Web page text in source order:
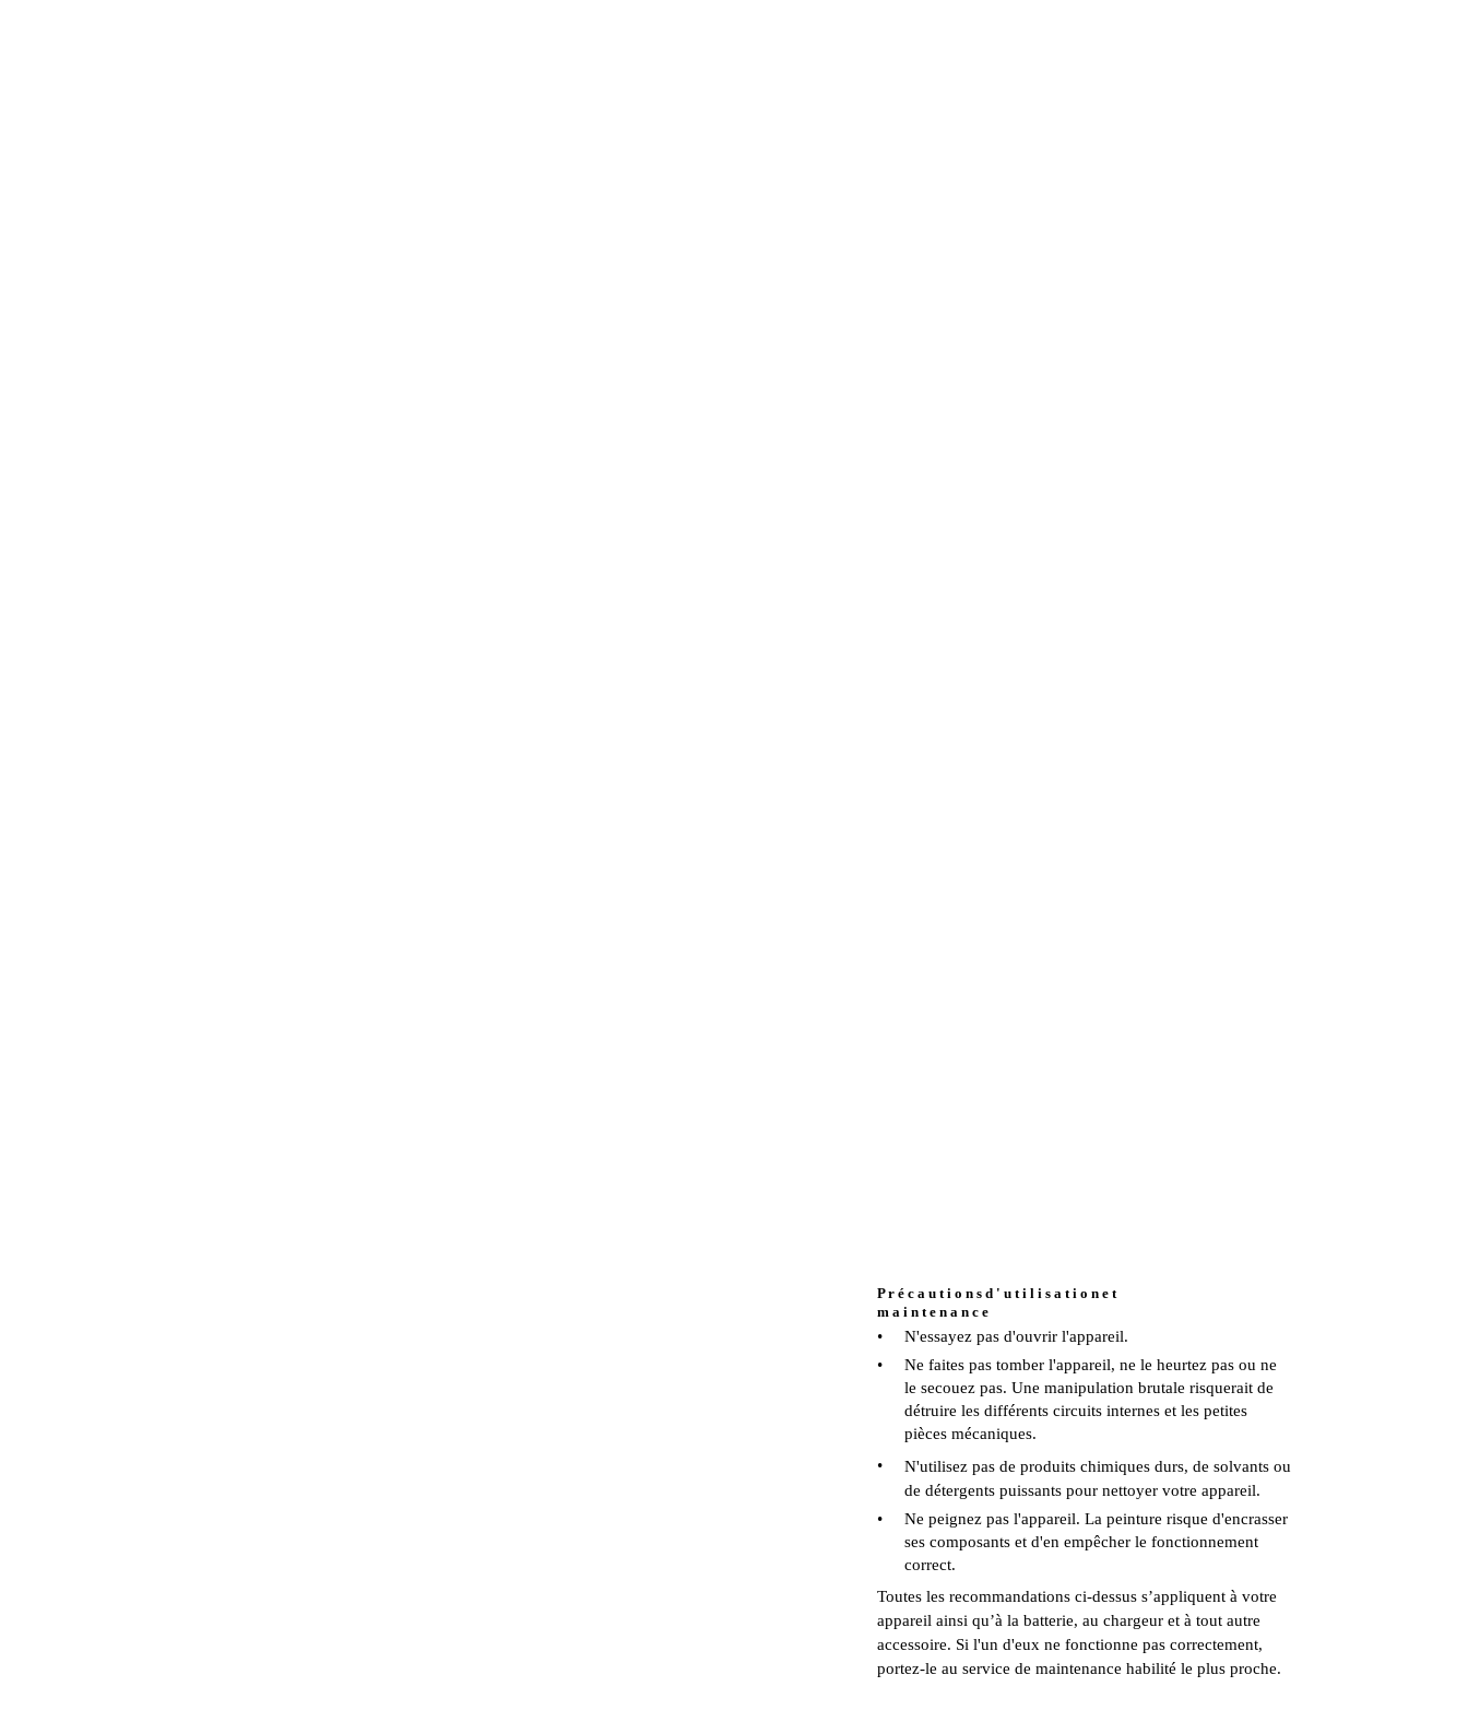
P r é c a u t i o n s d ' u t i l i s a t i o n e t
m a i n t e n a n c e
•
N'essayez pas d'ouvrir l'appareil.
•
Ne faites pas tomber l'appareil, ne le heurtez pas ou ne
le secouez pas. Une manipulation brutale risquerait de
détruire les différents circuits internes et les petites
pièces mécaniques.
•
N'utilisez pas de produits chimiques durs, de solvants ou
de détergents puissants pour nettoyer votre appareil.
•
Ne peignez pas l'appareil. La peinture risque d'encrasser
ses composants et d'en empêcher le fonctionnement
correct.
Toutes les recommandations ci-dessus s’appliquent à votre
appareil ainsi qu’à la batterie, au chargeur et à tout autre
accessoire. Si l'un d'eux ne fonctionne pas correctement,
portez-le au service de maintenance habilité le plus proche.